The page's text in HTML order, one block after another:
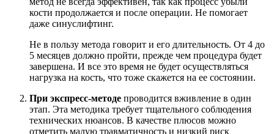
кости продолжается и после операции. Не помогает
даже синуслифтинг.
Не в пользу метода говорит и его длительность. От 4 до
5 месяцев должно пройти, прежде чем процедура будет
завершена. И все это время не будет осуществляться
нагрузка на кость, что тоже скажется на ее состоянии.
При экспресс-методе проводится вживление в один
этап. Эта методика требует тщательного соблюдения
технических нюансов. В качестве плюсов можно
отметить малую травматичность и низкий риск